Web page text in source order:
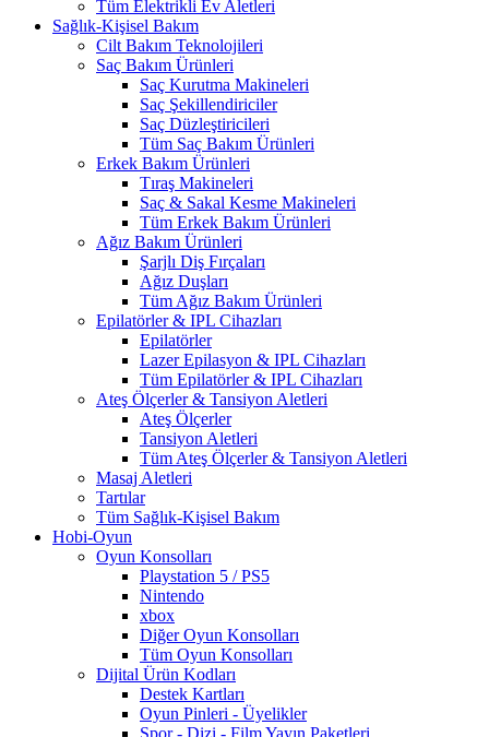
Tüm Elektrikli Ev Aletleri
Sağlık-Kişisel Bakım
Cilt Bakım Teknolojileri
Saç Bakım Ürünleri
Saç Kurutma Makineleri
Saç Şekillendiriciler
Saç Düzleştiricileri
Tüm Saç Bakım Ürünleri
Erkek Bakım Ürünleri
Tıraş Makineleri
Saç & Sakal Kesme Makineleri
Tüm Erkek Bakım Ürünleri
Ağız Bakım Ürünleri
Şarjlı Diş Fırçaları
Ağız Duşları
Tüm Ağız Bakım Ürünleri
Epilatörler & IPL Cihazları
Epilatörler
Lazer Epilasyon & IPL Cihazları
Tüm Epilatörler & IPL Cihazları
Ateş Ölçerler & Tansiyon Aletleri
Ateş Ölçerler
Tansiyon Aletleri
Tüm Ateş Ölçerler & Tansiyon Aletleri
Masaj Aletleri
Tartılar
Tüm Sağlık-Kişisel Bakım
Hobi-Oyun
Oyun Konsolları
Playstation 5 / PS5
Nintendo
xbox
Diğer Oyun Konsolları
Tüm Oyun Konsolları
Dijital Ürün Kodları
Destek Kartları
Oyun Pinleri - Üyelikler
Spor - Dizi - Film Yayın Paketleri